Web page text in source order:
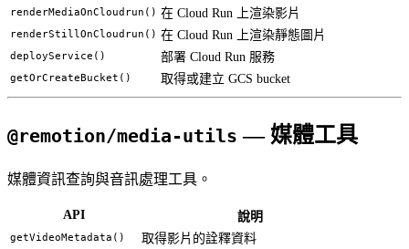
renderMediaOnCloudrun() 在 Cloud Run 上渲染影片
renderStillOnCloudrun() 在 Cloud Run 上渲染靜態圖片
deployService() 部署 Cloud Run 服務
getOrCreateBucket() 取得或建立 GCS bucket
@remotion/media-utils — 媒體工具
媒體資訊查詢與音訊處理工具。
API 說明
getVideoMetadata() 取得影片的詮釋資料